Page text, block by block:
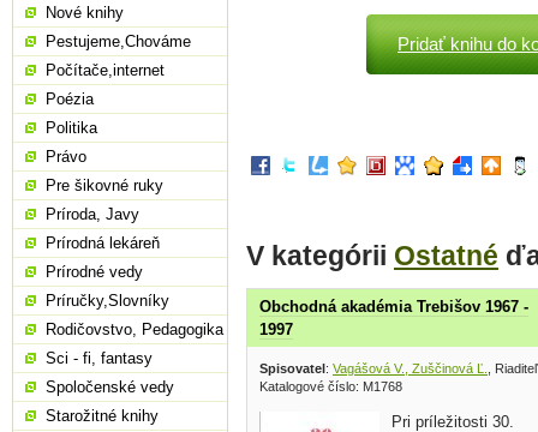
Pridať knihu do
V kategórii Ostatné
Obchodná akadémia Trebišov 1967 -
1997
Spisovatel: Vagášová V., Zuščinová Ľ.
,
Katalogové číslo: M1768
Pri príležitosti 30.
Nové knihy
Pestujeme,Chováme
Počítače,internet
Poézia
Politika
Právo
Pre šikovné ruky
Príroda, Javy
Prírodná lekáreň
Prírodné vedy
Príručky,Slovníky
Rodičovstvo, Pedagogika
Sci - fi, fantasy
Spoločenské vedy
Starožitné knihy